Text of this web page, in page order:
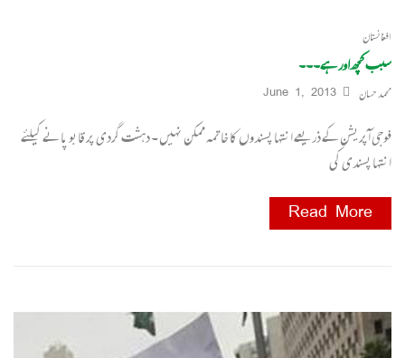
افغانستان
سبب کچھ اور ہے۔۔۔
محمد حسان June 1, 2013
فوجی آپریشن کے ذریعے انتہا پسندوں کا خاتمہ ممکن نہیں ۔ دہشت گردی پر قابو پانے کیلئے
انتہا پسندی کی
Read More